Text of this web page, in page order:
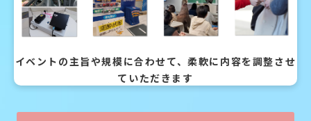
イベントの主旨や規模に合わせて、柔軟に内容を調整させ
ていただきます